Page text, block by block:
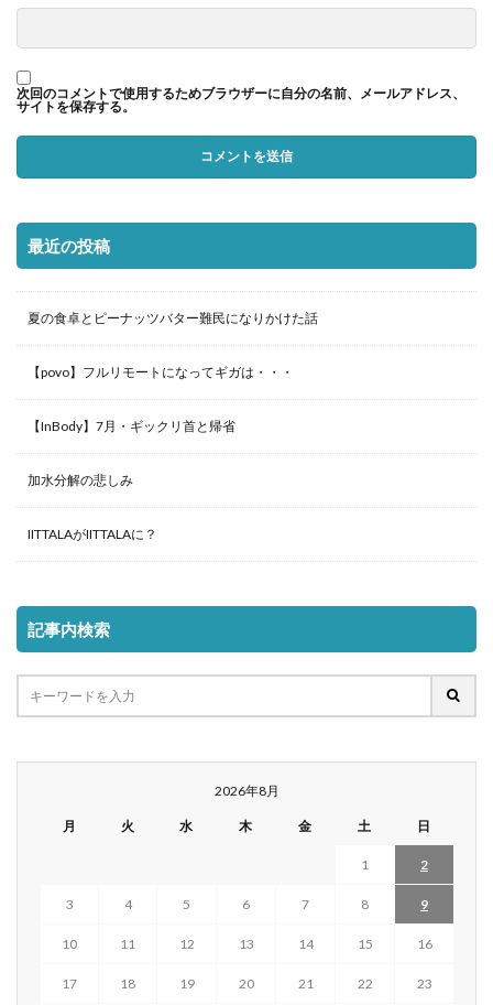
次回のコメントで使用するためブラウザーに自分の名前、メールアドレス、
サイトを保存する。
最近の投稿
夏の食卓とピーナッツバター難民になりかけた話
【povo】フルリモートになってギガは・・・
【InBody】7月・ギックリ首と帰省
加水分解の悲しみ
IITTALAがIITTALAに？
記事内検索
2026年8月
月 火 水 木 金 土 日
1 2
3 4 5 6 7 8 9
10 11 12 13 14 15 16
17 18 19 20 21 22 23